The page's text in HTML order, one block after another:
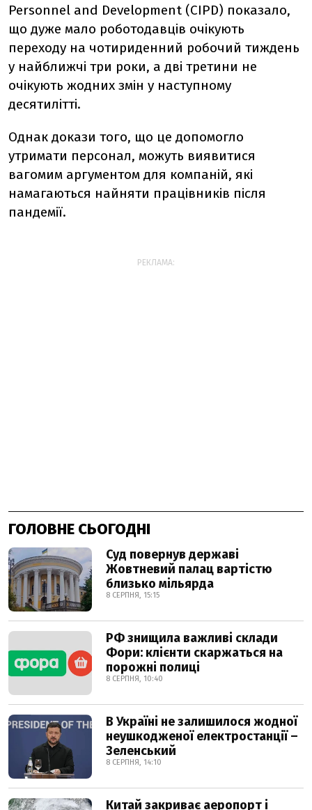
Personnel and Development (CIPD) показало,
що дуже мало роботодавців очікують
переходу на чотириденний робочий тиждень
у найближчі три роки, а дві третини не
очікують жодних змін у наступному
десятилітті.
Однак докази того, що це допомогло
утримати персонал, можуть виявитися
вагомим аргументом для компаній, які
намагаються найняти працівників після
пандемії.
РЕКЛАМА:
ГОЛОВНЕ СЬОГОДНІ
Суд повернув державі
Жовтневий палац вартістю
близько мільярда
8 СЕРПНЯ, 15:15
РФ знищила важливі склади
Фори: клієнти скаржаться на
порожні полиці
8 СЕРПНЯ, 10:40
В Україні не залишилося жодної
неушкодженої електростанції –
Зеленський
8 СЕРПНЯ, 14:10
Китай закриває аеропорт і